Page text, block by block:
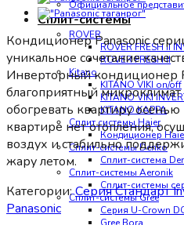
Официальное
Сплит-системы
ROVER
ROVER FRESH II
ROVER FRESH II
Kitano
KITANO VIKI on/off
KITANO VIKI
KITANO KAPPA
Сплит системы Haier
Кондиционер
Сплит-системы Denko
Сплит-система
Сплит-системы Aeronik
Сплит-системы
Сплит-системы Gree
Серия U-Crown
Кондиционер Panasonic
уникальное сочетание
Инверторный кондиционер
благоприятный
обогревать квартиру осенью
квартире нет отопления,
воздух и стабильно
жару летом.
Категории:Серия Стандарт
Panasonic